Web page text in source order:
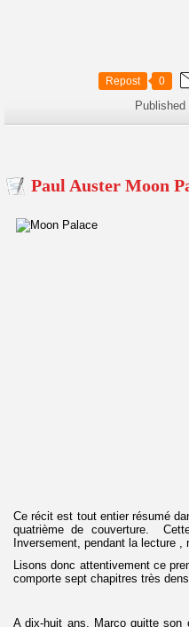
Repost 0
Paul Auster Moon
Ce récit est tout entier résumé
quatrième de couverture.
Inversement, pendant la lecture
Lisons donc attentivement ce
comporte sept chapitres très
A dix-huit ans, Marco quitte son